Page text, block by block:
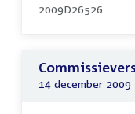
2009D26526
14 december 2009